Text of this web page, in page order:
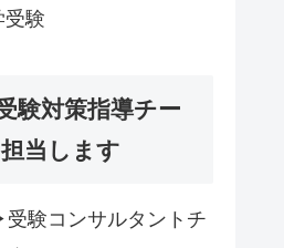
受験
験対策指導チー
当します
験コンサルタントチ